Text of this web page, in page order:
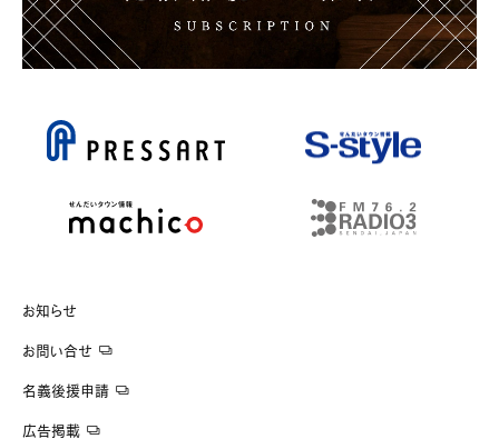
お知らせ
お問い合せ
名義後援申請
広告掲載